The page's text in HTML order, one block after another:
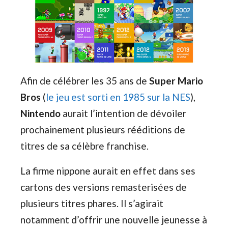
Afin de célébrer les 35 ans de Super Mario
Bros (le jeu est sorti en 1985 sur la NES),
Nintendo aurait l’intention de dévoiler
prochainement plusieurs rééditions de
titres de sa célèbre franchise.
La firme nippone aurait en effet dans ses
cartons des versions remasterisées de
plusieurs titres phares. Il s’agirait
notamment d’offrir une nouvelle jeunesse à